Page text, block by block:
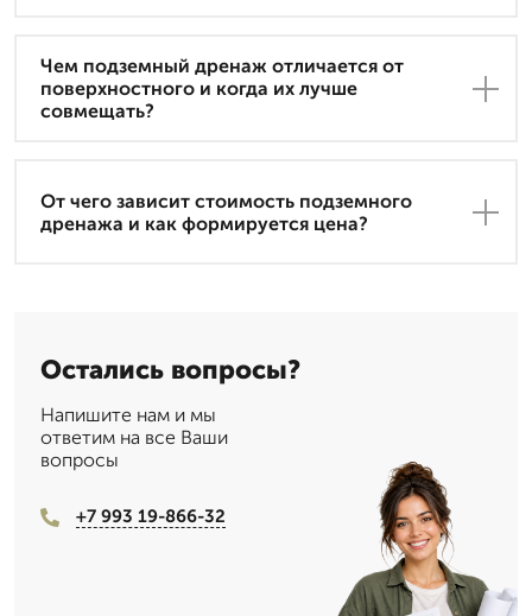
Чем подземный дренаж отличается от
поверхностного и когда их лучше
совмещать?
От чего зависит стоимость подземного
дренажа и как формируется цена?
Остались вопросы?
Напишите нам и мы
ответим на все Ваши
вопросы
+7 993 19-866-32